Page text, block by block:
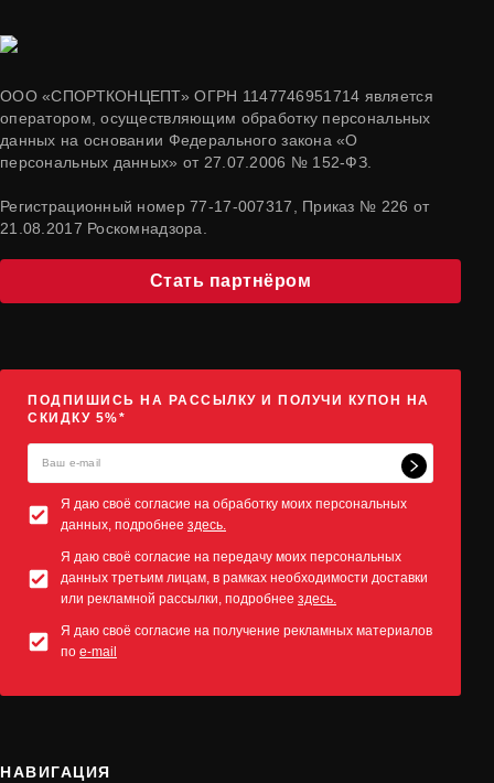
ООО «СПОРТКОНЦЕПТ» ОГРН 1147746951714 является
оператором, осуществляющим обработку персональных
данных на основании Федерального закона «О
персональных данных» от 27.07.2006 № 152-ФЗ.
Регистрационный номер 77-17-007317, Приказ № 226 от
21.08.2017 Роскомнадзора.
Стать партнёром
ПОДПИШИСЬ НА РАССЫЛКУ И ПОЛУЧИ КУПОН НА
СКИДКУ 5%*
Я даю своё согласие на обработку моих персональных
данных, подробнее здесь.
Я даю своё согласие на передачу моих персональных
данных третьим лицам, в рамках необходимости доставки
или рекламной рассылки, подробнее здесь.
Я даю своё согласие на получение рекламных материалов
по e-mail
НАВИГАЦИЯ